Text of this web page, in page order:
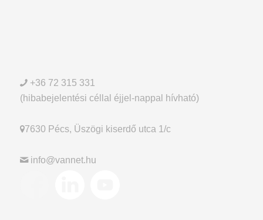
+36 72 315 331
(hibabejelentési céllal éjjel-nappal hívható)
7630 Pécs, Üszögi kiserdő utca 1/c
info@vannet.hu